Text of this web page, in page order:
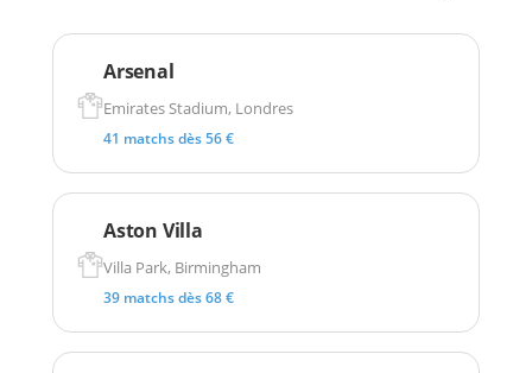
Arsenal
Emirates Stadium, Londres
41 matchs dès 56 €
Aston Villa
Villa Park, Birmingham
39 matchs dès 68 €